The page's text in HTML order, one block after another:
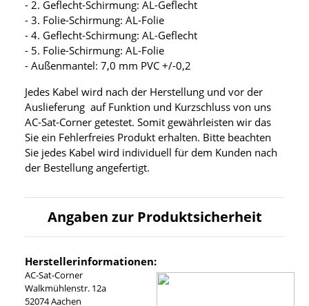
- 2. Geflecht-Schirmung: AL-Geflecht
- 3. Folie-Schirmung: AL-Folie
- 4. Geflecht-Schirmung: AL-Geflecht
- 5. Folie-Schirmung: AL-Folie
- Außenmantel: 7,0 mm PVC +/-0,2
Jedes Kabel wird nach der Herstellung und vor der
Auslieferung auf Funktion und Kurzschluss von uns
AC-Sat-Corner getestet. Somit gewährleisten wir das
Sie ein Fehlerfreies Produkt erhalten. Bitte beachten
Sie jedes Kabel wird individuell für dem Kunden nach
der Bestellung angefertigt.
Angaben zur Produktsicherheit
Herstellerinformationen:
AC-Sat-Corner
Walkmühlenstr. 12a
52074 Aachen